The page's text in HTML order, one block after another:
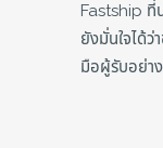
Fastship ที่
ยังมั่นใจได้
มือผู้รับอย่าง